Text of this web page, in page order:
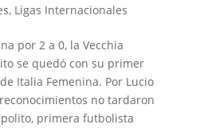
, Ligas Internacionales
por 2 a 0, la Vecchia
se quedó con su primer
Italia Femenina. Por Lucio
no tardaron
primera futbolista